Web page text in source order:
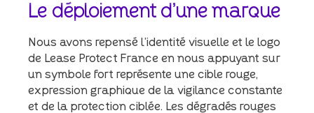
Le déploiement d'une marque
Nous avons repensé l’identité visuelle et le logo
de Lease Protect France en nous appuyant sur
un symbole fort représente une cible rouge,
expression graphique de la vigilance constante
et de la protection ciblée. Les dégradés rouges